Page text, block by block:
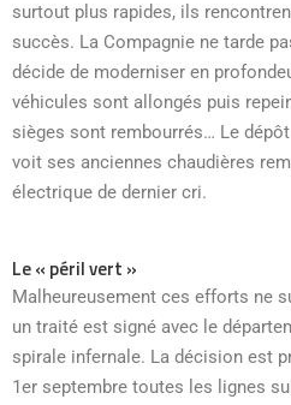
surtout plus rapides, ils
succès. La Compagnie ne tarde
décide de moderniser en
véhicules sont allongés puis
sièges sont rembourrés… Le
voit ses anciennes chaudières
électrique de dernier cri.
Le « péril vert »
Malheureusement ces efforts ne
un traité est signé avec le
spirale infernale. La décision est
1er septembre toutes les lignes